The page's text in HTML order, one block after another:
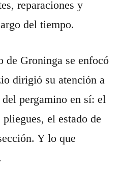
reparaciones y
del tiempo.
de Groninga se enfocó
dirigió su atención a
pergamino en sí: el
el estado de
Y lo que